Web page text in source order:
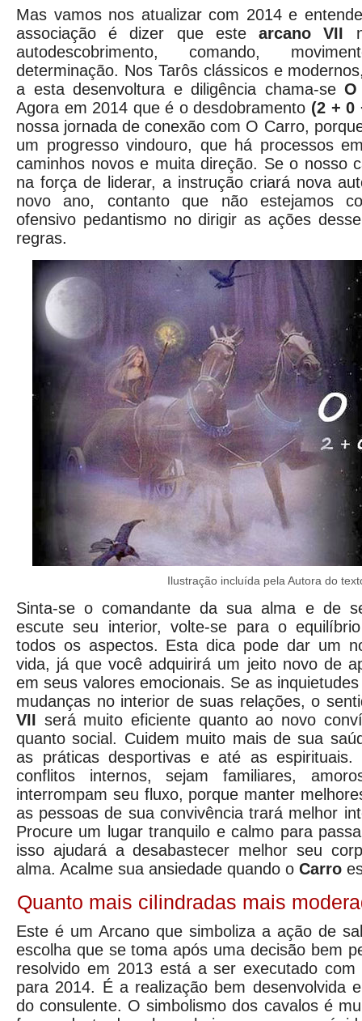
Mas vamos nos atualizar com 2014 e
associação é dizer que estearcano VII
autodescobrimento, comando,
determinação. Nos Tarôs clássicos e
a esta desenvoltura e diligência chama-se O
Agora em 2014 que é o desdobramento (2 + 0
nossa jornada de conexão com O Carro,
um progresso vindouro, que há processos
caminhos novos e muita direção. Se o nosso
na força de liderar, a instrução criará nova
novo ano, contanto que não estejamos
ofensivo pedantismo no dirigir as ações
regras.
Ilustração incluída pela Autora do
Sinta-se o comandante da sua alma e de
escute seu interior, volte-se para o
todos os aspectos. Esta dica pode dar um
vida, já que você adquirirá um jeito novo de
em seus valores emocionais. Se as
mudanças no interior de suas relações, o
VII será muito eficiente quanto ao novo
quanto social. Cuidem muito mais de sua
as práticas desportivas e até as
conflitos internos, sejam familiares,
interrompam seu fluxo, porque manter
as pessoas de sua convivência trará melhor
Procure um lugar tranquilo e calmo para
isso ajudará a desabastecer melhor seu
alma. Acalme sua ansiedade quando o Carro
Quanto mais cilindradas mais
Este é um Arcano que simboliza a ação de
escolha que se toma após uma decisão bem
resolvido em 2013 está a ser executado com
para 2014. É a realização bem desenvolvida
do consulente. O simbolismo dos cavalos é